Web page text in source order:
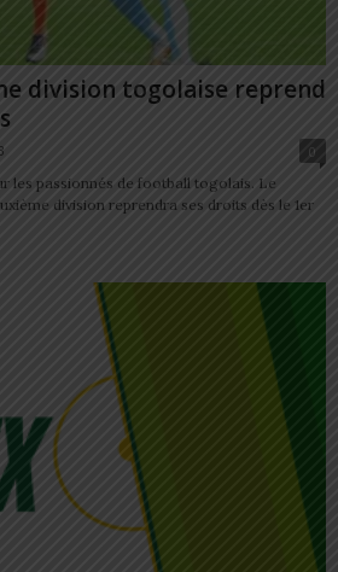
division togolaise reprend
0
les passionnés de football togolais. Le
division reprendra ses droits dès le 1er